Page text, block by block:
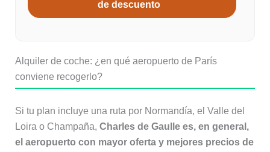
de descuento
Alquiler de coche: ¿en qué aeropuerto de París
conviene recogerlo?
Si tu plan incluye una ruta por Normandía, el Valle del
Loira o Champaña, Charles de Gaulle es, en general,
el aeropuerto con mayor oferta y mejores precios de